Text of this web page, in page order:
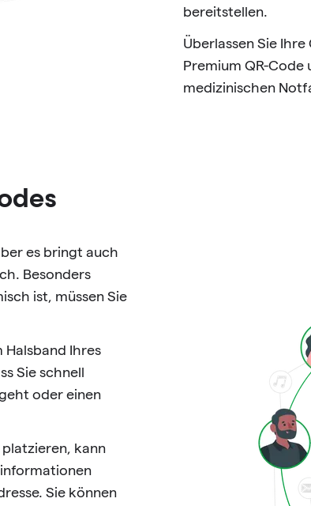
bereitstellen.
Überlassen Sie
Premium QR-Code
medizinischen
es bringt auch
Besonders
ist, müssen Sie
Halsband Ihres
Sie schnell
oder einen
platzieren, kann
Sie können